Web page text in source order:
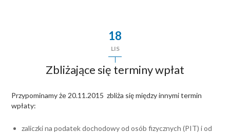
18
LIS
Zbliżające się terminy wpłat
Przypominamy że 20.11.2015 zbliża się między innymi termin
wpłaty:
zaliczki na podatek dochodowy od osób fizycznych (PIT) i od